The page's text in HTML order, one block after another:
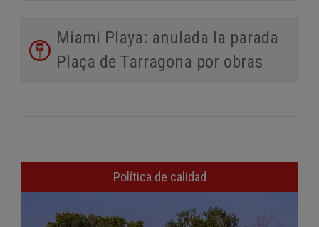
Miami Playa: anulada la parada
Plaça de Tarragona por obras
Política de calidad